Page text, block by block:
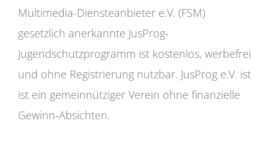
Multimedia-Diensteanbieter e.V. (FSM)
gesetzlich anerkannte JusProg-
Jugendschutzprogramm ist kostenlos, werbefrei
und ohne Registrierung nutzbar. JusProg e.V. ist
ist ein gemeinnütziger Verein ohne finanzielle
Gewinn-Absichten.